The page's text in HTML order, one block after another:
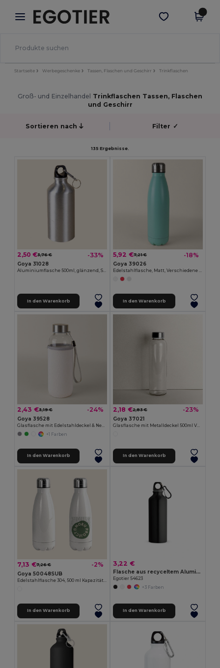
× Egotier App
Bessere Preise in der App!
App holen
Startseite Werbegeschenke Tassen, Flaschen und Geschirr Trinkflaschen
Groß- und Einzelhandel Trinkflaschen Tassen, Flaschen
und Geschirr
Sortieren nach Filter ✓
135 Ergebnisse.
2,50 €3,76 € -33%
Goya 31028
Aluminiumflasche 500ml, glänzend, Schraubverschluss, Karabiner
In den Warenkorb
5,92 €7,21 € -18%
Goya 39026
Edelstahlflasche, Matt, Verschiedene Farben, 750ml SODA
In den Warenkorb
2,43 €3,19 € -24%
Goya 39528
+1 Farben
In den Warenkorb
2,18 €2,83 € -23%
Goya 37021
In den Warenkorb
7,13 €7,26 € -2%
Goya 50048SUB
In den Warenkorb
3,22 €
Flasche aus recyceltem Aluminium 530 mL mit Karabiner
Egotier 54623
+3 Farben
In den Warenkorb